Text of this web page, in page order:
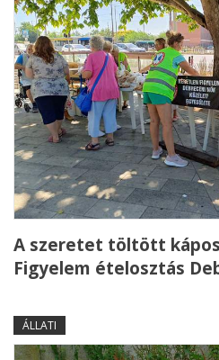
A szeretet töltött
Figyelem ételosztás
ÁLLATI